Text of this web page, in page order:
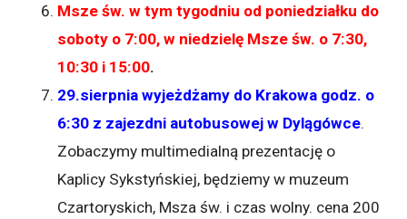
Msze św. w tym tygodniu od poniedziałku do
soboty o 7:00, w niedzielę Msze św. o 7:30,
10:30 i 15:00.
29.sierpnia wyjeżdżamy do Krakowa godz. o
6:30 z zajezdni autobusowej w Dylągówce.
Zobaczymy multimedialną prezentację o
Kaplicy Sykstyńskiej, będziemy w muzeum
Czartoryskich, Msza św. i czas wolny. cena 200